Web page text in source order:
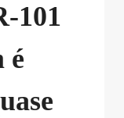
101
é